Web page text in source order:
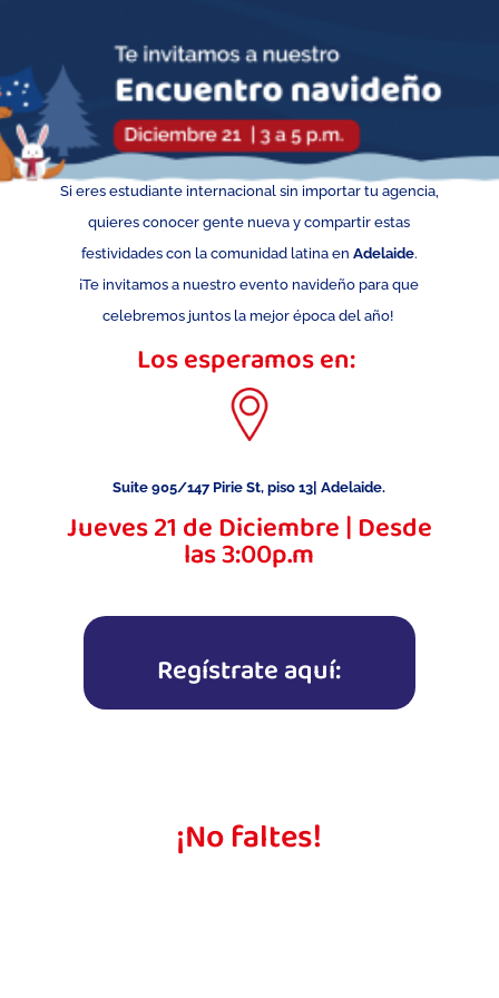
Si eres estudiante internacional sin importar tu agencia,
quieres conocer gente nueva ycompartir estas
festividades con la comunidad latina en Adelaide.
¡Te invitamos a nuestro evento navideño para que
celebremos juntos la mejor época del año!
Los esperamos en:
Suite 905/147 Pirie St, piso 13| Adelaide.
Jueves 21 de Diciembre | Desde
las 3:00p.m
Regístrate aquí:
¡No faltes!